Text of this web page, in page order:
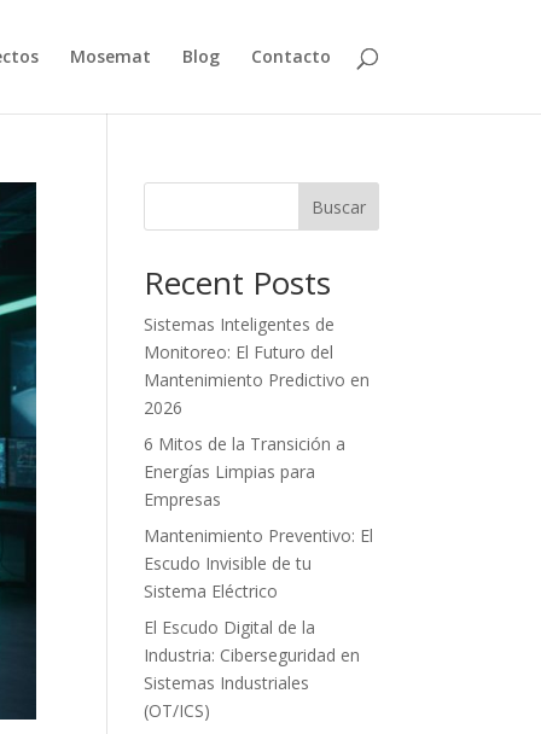
Mosemat Blog Contacto
Buscar
Recent Posts
Sistemas Inteligentes de
Monitoreo: El Futuro del
Mantenimiento Predictivo en
2026
6 Mitos de la Transición a
Energías Limpias para
Empresas
Mantenimiento Preventivo: El
Escudo Invisible de tu
Sistema Eléctrico
El Escudo Digital de la
Industria: Ciberseguridad en
Sistemas Industriales
(OT/ICS)